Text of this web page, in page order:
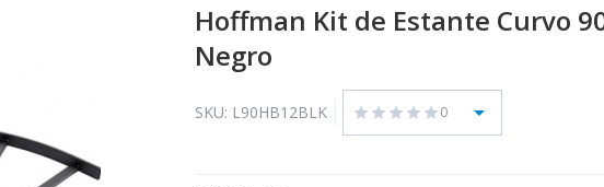
Hoffman Kit de Estante Curvo
Negro
SKU: L90HB12BLK star star star star star0
arrow_drop_down